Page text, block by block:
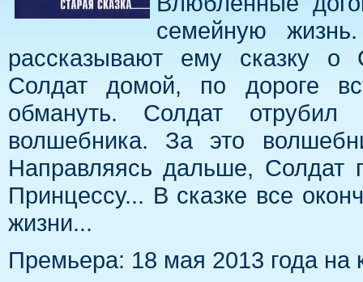
семейную
рассказывают ему сказку о
Солдат домой, по дороге
обмануть. Солдат
волшебника. За это
Направляясь дальше, Солдат
Принцессу... В сказке все
жизни...
Премьера: 18 мая 2013 года на